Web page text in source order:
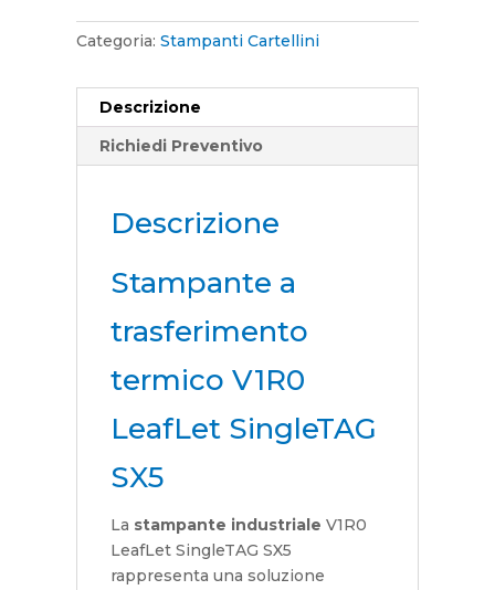
Categoria: Stampanti Cartellini
Descrizione
Richiedi Preventivo
Descrizione
Stampante a
trasferimento
termico V1R0
LeafLet SingleTAG
SX5
La stampante industriale V1R0
LeafLet SingleTAG SX5
rappresenta una soluzione